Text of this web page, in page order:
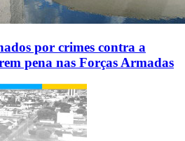
por crimes contra a
pena nas Forças Armadas